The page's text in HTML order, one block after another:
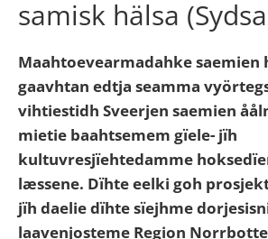
samisk hälsa
Maahtoevearmadahke saemien
gaavhtan edtja seamma
vihtiestidh Sveerjen saemien
mietie baahtsemem gïele- jïh
kultuvresjïehtedamme
læssene. Dïhte eelki goh
jïh daelie dïhte sïejhme
laavenjosteme Region